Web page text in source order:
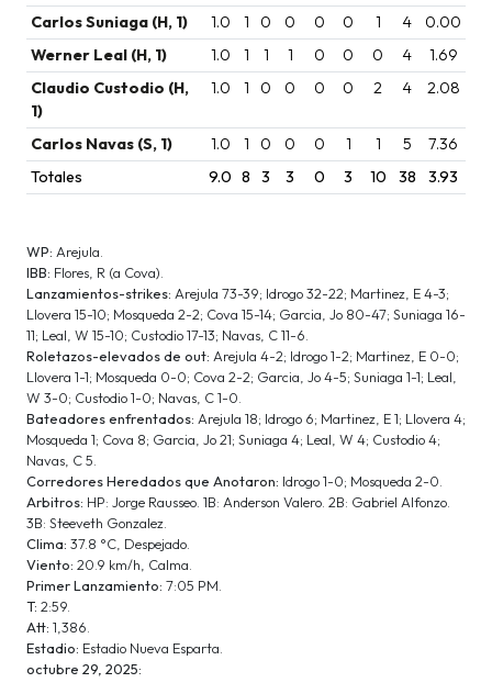
Carlos Suniaga (H, 1)
1.0 1 0 0 0 0 1 4
0.00
Werner Leal (H, 1)
1.0 1 1 1 0 0 0 4
1.69
Claudio Custodio (H,
1)
1.0 1 0 0 0 0 2 4 2.08
Carlos Navas (S, 1) 1.0 1 0 0 0 1 1 5
7.36
Totales
9.0 8 3 3 0 3 10 38 3.93
WP: Arejula.
IBB: Flores, R (a Cova).
Lanzamientos-strikes: Arejula 73-39; Idrogo 32-22; Martinez, E 4-3;
Llovera 15-10; Mosqueda 2-2; Cova 15-14; Garcia, Jo 80-47; Suniaga 16-
11; Leal, W 15-10; Custodio 17-13; Navas, C 11-6.
Roletazos-elevados de out: Arejula 4-2; Idrogo 1-2; Martinez, E 0-0;
Llovera 1-1; Mosqueda 0-0; Cova 2-2; Garcia, Jo 4-5; Suniaga 1-1; Leal,
W 3-0; Custodio 1-0; Navas, C 1-0.
Bateadores enfrentados: Arejula 18; Idrogo 6; Martinez, E 1; Llovera 4;
Mosqueda 1; Cova 8; Garcia, Jo 21; Suniaga 4; Leal, W 4; Custodio 4;
Navas, C 5.
Corredores Heredados que Anotaron: Idrogo 1-0; Mosqueda 2-0.
Arbitros: HP: Jorge Rausseo. 1B: Anderson Valero. 2B: Gabriel Alfonzo.
3B: Steeveth Gonzalez.
Clima: 37.8 °C, Despejado.
Viento: 20.9 km/h, Calma.
Primer Lanzamiento: 7:05 PM.
T: 2:59.
Att: 1,386.
Estadio: Estadio Nueva Esparta.
octubre 29, 2025: